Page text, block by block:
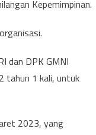
Kepemimpinan.
dan DPK GMNI
tahun 1 kali, untuk
2023, yang